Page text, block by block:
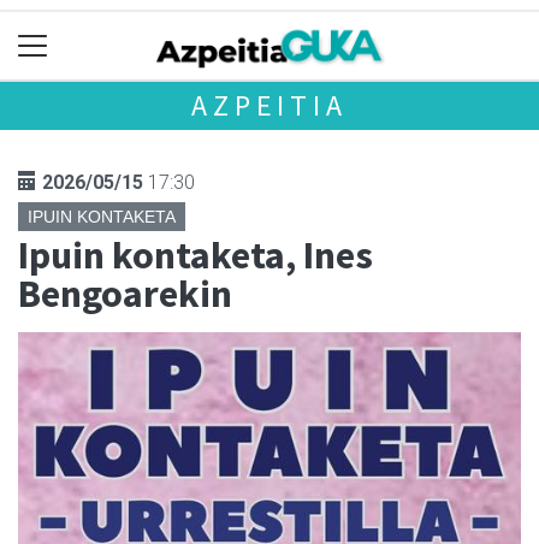
AZPEITIA
2026/05/15 17:30
IPUIN KONTAKETA
Ipuin kontaketa, Ines
Bengoarekin